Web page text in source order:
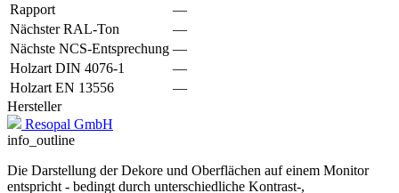
Rapport
—
Nächster RAL-Ton
—
Nächste NCS-Entsprechung —
Holzart DIN 4076-1
—
Holzart EN 13556
—
Hersteller
Resopal GmbH
info_outline
Die Darstellung der Dekore und Oberflächen auf einem Monitor
entspricht - bedingt durch unterschiedliche Kontrast-,